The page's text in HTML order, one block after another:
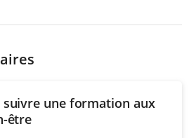
suivre une formation aux
être